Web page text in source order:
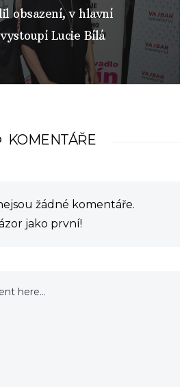
obsazení, v hlavní
Lucie Bílá
KOMENTÁŘE
žádné komentáře.
jako první!